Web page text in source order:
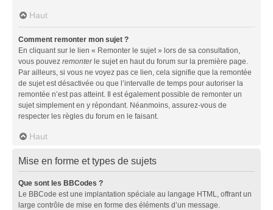
Haut
Comment remonter mon sujet ?
En cliquant sur le lien « Remonter le sujet » lors de sa consultation,
vous pouvez remonterle sujet en haut du forum sur la première page.
Par ailleurs, si vous ne voyez pas ce lien, cela signifie que la remontée
de sujet est désactivée ou que l’intervalle de temps pour autoriser la
remontée n’est pas atteint. Il est également possible de remonter un
sujet simplement en y répondant. Néanmoins, assurez-vous de
respecter les règles du forum en le faisant.
Haut
Mise en forme et types de sujets
Que sont les BBCodes ?
Le BBCode est une implantation spéciale au langage HTML, offrant un
large contrôle de mise en forme des éléments d’un message.